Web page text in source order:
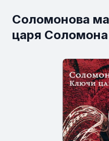
Соломонова
царя Соломона